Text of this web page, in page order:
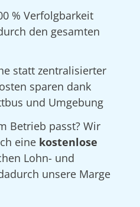
% Verfolgbarkeit
den gesamten
statt zentralisierter
sparen dank
und Umgebung
Betrieb passt? Wir
eine kostenlose
Lohn- und
unsere Marge